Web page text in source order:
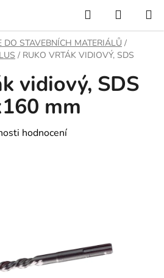
Hledat
KOŠÍK
DO STAVEBNÍCH MATERIÁLŮ /
/ RUKO VRTÁK VIDIOVÝ, SDS
vidiový, SDS
mm
hodnocení